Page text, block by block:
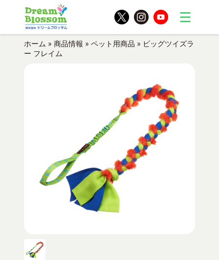
ホーム » 商品情報 » ペット用商品 » ビッグツイズラ
ー フレイム